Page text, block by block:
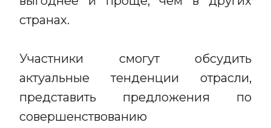
странах.
Участники смогут обсудить
актуальные тенденции отрасли,
представить предложения по
совершенствованию